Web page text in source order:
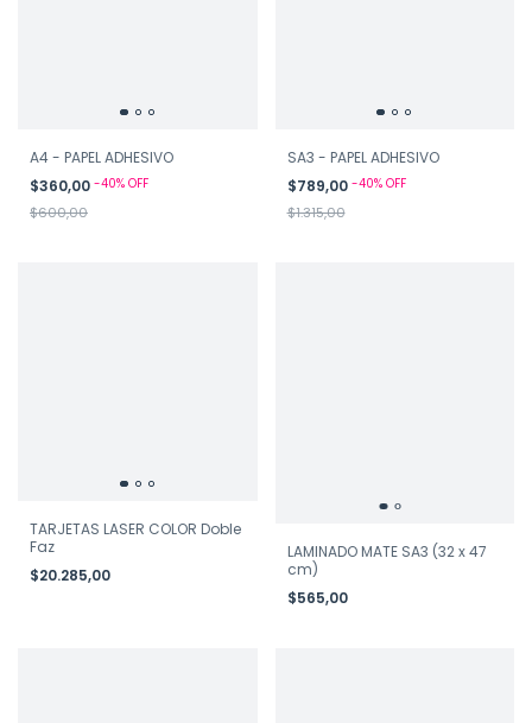
A4 - PAPEL ADHESIVO
$360,00 -40% OFF
$600,00
SA3 - PAPEL ADHESIVO
$789,00 -40% OFF
$1.315,00
TARJETAS LASER COLOR Doble
Faz
$20.285,00
LAMINADO MATE SA3 (32 x 47
cm)
$565,00